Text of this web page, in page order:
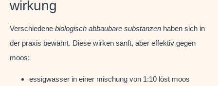
wirkung
Verschiedene biologisch abbaubare substanzen haben sich in
der praxis bewährt. Diese wirken sanft, aber effektiv gegen
moos:
essigwasser in einer mischung von 1:10 löst moos